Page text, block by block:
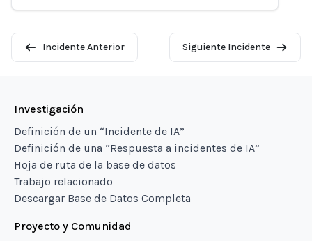
Incidente Anterior Siguiente Incidente
Investigación
Definición de un “Incidente de IA”
Definición de una “Respuesta a incidentes de IA”
Hoja de ruta de la base de datos
Trabajo relacionado
Descargar Base de Datos Completa
Proyecto y Comunidad